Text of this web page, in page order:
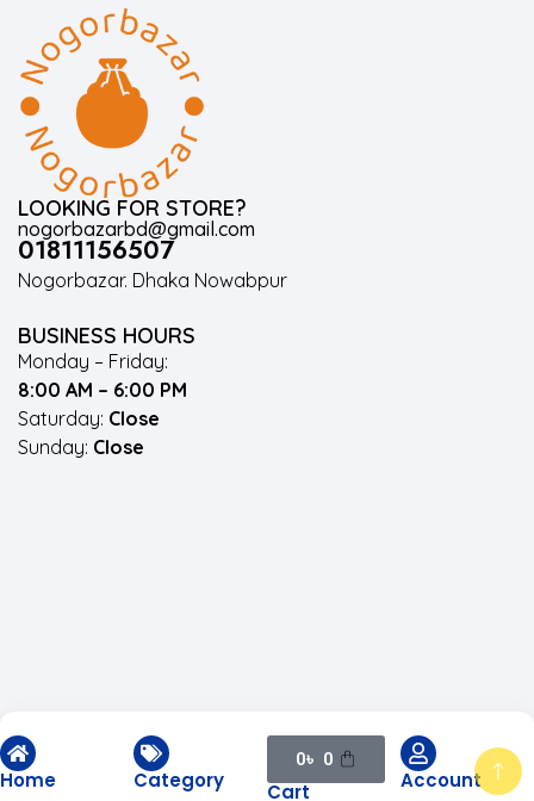
Home Category
0৳ 0
Cart Account
LOOKING FOR STORE?
nogorbazarbd@gmail.com
01811156507
Nogorbazar. Dhaka Nowabpur
BUSINESS HOURS
Monday – Friday:
8:00 AM – 6:00 PM
Saturday: Close
Sunday: Close